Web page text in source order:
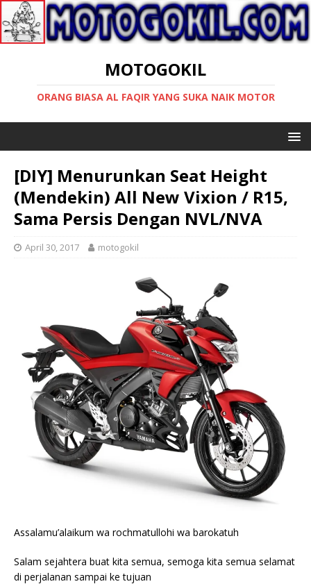
MOTOGOKIL
ORANG BIASA AL FAQIR YANG SUKA NAIK MOTOR
[DIY] Menurunkan Seat Height
(Mendekin) All New Vixion / R15,
Sama Persis Dengan NVL/NVA
April 30, 2017 motogokil
Assalamu’alaikum wa rochmatullohi wa barokatuh
Salam sejahtera buat kita semua, semoga kita semua selamat
di perjalanan sampai ke tujuan